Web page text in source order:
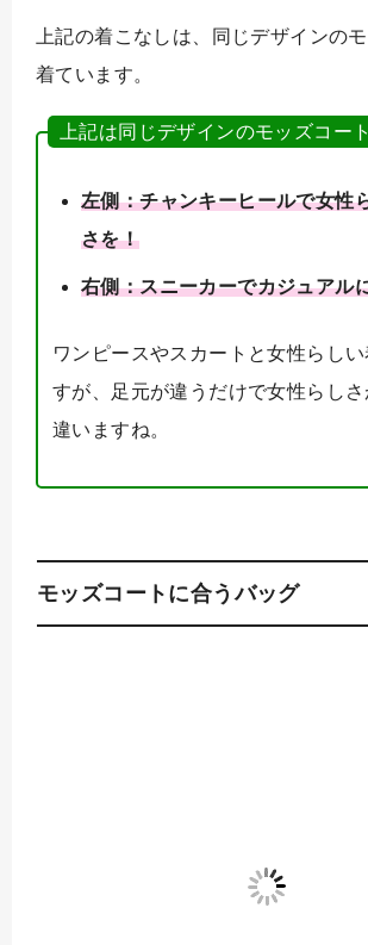
上記の着こなしは、同じデザインの
着ています。
上記は同じデザインのモッズコート
左側：チャンキーヒールで女性
さを！
右側：スニーカーでカジュアル
ワンピースやスカートと女性らし
すが、足元が違うだけで女性らしさ
違いますね。
モッズコートに合うバッグ